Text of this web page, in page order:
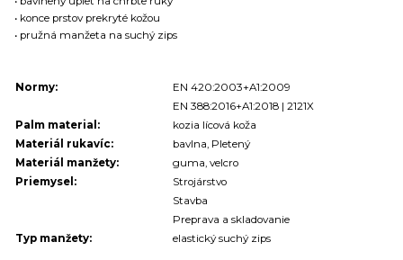
• konce prstov prekryté kožou
• pružná manžeta na suchý zips
Normy:
EN 420:2003+A1:2009
EN 388:2016+A1:2018 | 2121X
Palm material:
kozia lícová koža
Materiál rukavíc:
bavlna, Pletený
Materiál manžety:
guma, velcro
Priemysel:
Strojárstvo
Stavba
Preprava a skladovanie
Typ manžety:
elastický suchý zips